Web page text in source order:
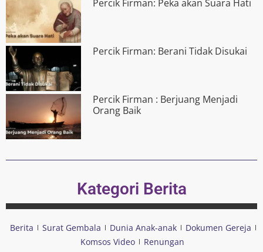
Percik Firman: Peka akan Suara Hati
Percik Firman: Berani Tidak Disukai
Percik Firman : Berjuang Menjadi
Orang Baik
Kategori Berita
Berita Surat Gembala Dunia Anak-anak
Dokumen Gereja
Komsos Video
Renungan